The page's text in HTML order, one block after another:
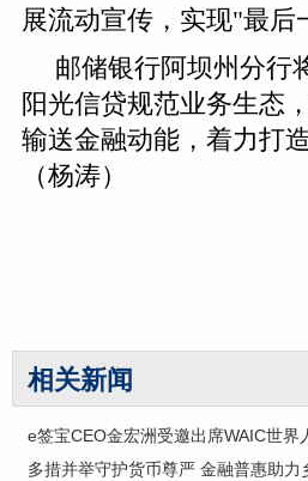
展流动宣传，实现"最
邮储银行阿坝州分行
阳光信贷规范业务生态
输送金融动能，着力打
（杨涛）
相关新闻
e签宝CEO金宏洲受邀出席WAIC世界
多措并举守护货币尊严 金融普惠助力